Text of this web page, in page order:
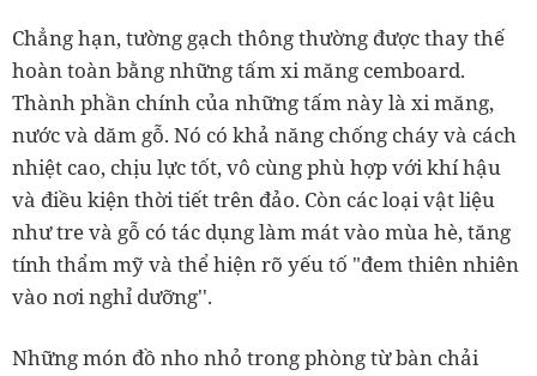
Chẳng hạn, tường gạch thông thường được thay thế
hoàn toàn bằng những tấm xi măng cemboard.
Thành phần chính của những tấm này là xi măng,
nước và dăm gỗ. Nó có khả năng chống cháy và cách
nhiệt cao, chịu lực tốt, vô cùng phù hợp với khí hậu
và điều kiện thời tiết trên đảo. Còn các loại vật liệu
như tre và gỗ có tác dụng làm mát vào mùa hè, tăng
tính thẩm mỹ và thể hiện rõ yếu tố "đem thiên nhiên
vào nơi nghỉ dưỡng''.
Những món đồ nho nhỏ trong phòng từ bàn chải